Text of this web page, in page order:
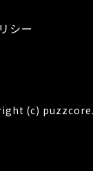
シー
(c)